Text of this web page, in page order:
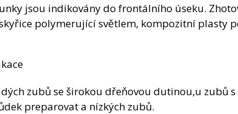
jsou indikovány do frontálního úseku.
polymerující světlem, kompozitní plasty
zubů se širokou dřeňovou dutinou,u zubů
preparovat a nízkých zubů.